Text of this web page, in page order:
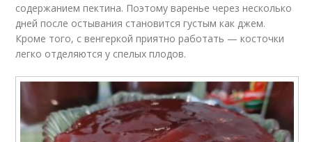
содержанием пектина. Поэтому варенье через несколько
дней после остывания становится густым как джем.
Кроме того, с венгеркой приятно работать — косточки
легко отделяются у спелых плодов.